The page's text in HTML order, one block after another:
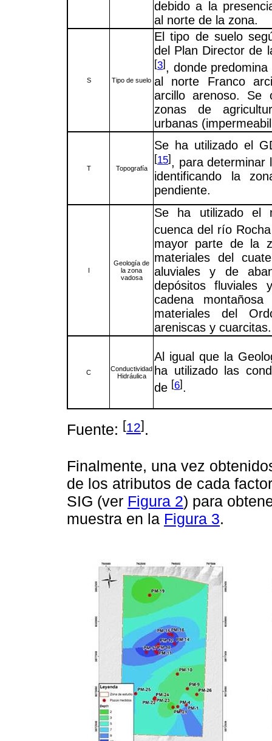
debido a la
al norte de la zona.
S Tipo de suelo
El tipo de suelo
del Plan Director de
[3] , donde
al norte Franco
arcillo arenoso. Se
zonas de
urbanas
T Topografía
Se ha utilizado el
[15] , para determinar
identificando la
pendiente.
Geología de
la zona
vadosa
Se ha utilizado el
cuenca del río
mayor parte de la
materiales del
aluviales y de
depósitos
cadena
materiales del
areniscas y cuarcitas.
C
Conductividad
Hidráulica
Al igual que la
ha utilizado las
de [6] .
Fuente: [12].
Finalmente, una vez
de los atributos de cada
SIG (ver Figura 2) para
muestra en la Figura 3.